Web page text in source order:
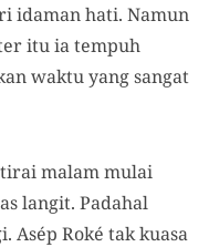
idaman hati. Namun
itu ia tempuh
waktu yang sangat
malam mulai
langit. Padahal
Asép Roké tak kuasa